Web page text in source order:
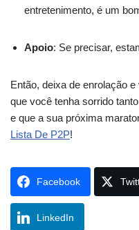
entretenimento, é um
Apoio: Se precisar,
Então, deixa de enrolação
que você tenha sorrido
e que a sua próxima
Lista De P2P!
Facebook
LinkedIn